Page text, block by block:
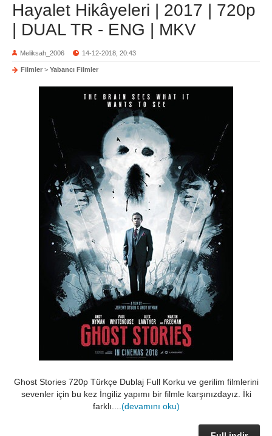
Hayalet Hikâyeleri | 2017 | 720p
| DUAL TR - ENG | MKV
Meliksah_2006 14-12-2018, 20:43
Filmler > Yabancı Filmler
Ghost Stories 720p Türkçe Dublaj Full Korku ve gerilim filmlerini
sevenler için bu kez İngiliz yapımı bir filmle karşınızdayız. İki
farklı.... (devamını oku)